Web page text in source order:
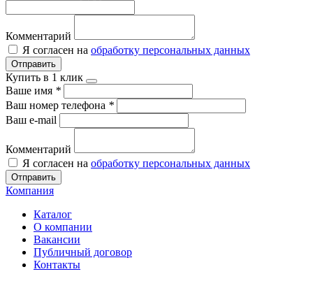
Комментарий
Я согласен на обработку персональных данных
Отправить
Купить в 1 клик
Ваше имя *
Ваш номер телефона *
Ваш e-mail
Комментарий
Я согласен на обработку персональных данных
Отправить
Компания
Каталог
О компании
Вакансии
Публичный договор
Контакты